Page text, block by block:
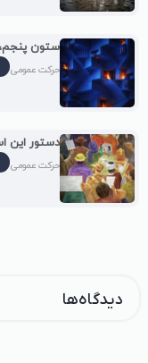
ستون پنجم،
حرکت عمومی
دستور این
حرکت عمومی
دیدگاه‌ها